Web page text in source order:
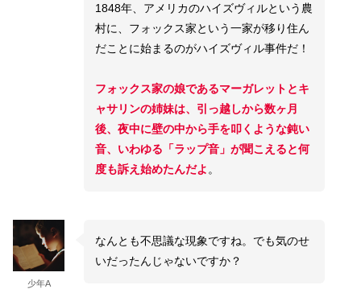
1848年、アメリカのハイズヴィルという農
村に、フォックス家という一家が移り住ん
だことに始まるのがハイズヴィル事件だ！
フォックス家の娘であるマーガレットとキ
ャサリンの姉妹は、引っ越しから数ヶ月
後、夜中に壁の中から手を叩くような鈍い
音、いわゆる「ラップ音」が聞こえると何
度も訴え始めたんだよ。
少年A
なんとも不思議な現象ですね。でも気のせ
いだったんじゃないですか？